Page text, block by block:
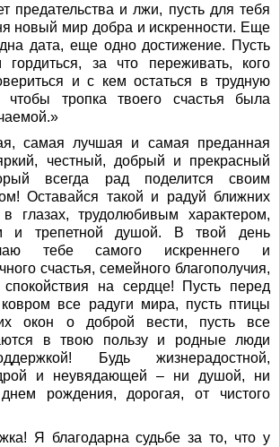
предательства и лжи, пусть для тебя
новый мир добра и искренности. Еще
дата, еще одно достижение. Пусть
гордиться, за что переживать, кого
и с кем остаться в трудную
тропка твоего счастья была
самая лучшая и самая преданная
честный, добрый и прекрасный
всегда рад поделится своим
Оставайся такой и радуй ближних
глазах, трудолюбивым характером,
и трепетной душой. В твой день
тебе самого искреннего и
счастья, семейного благополучия,
на сердце! Пусть перед
все радуги мира, пусть птицы
окон о доброй вести, пусть все
в твою пользу и родные люди
Будь жизнерадостной,
и неувядающей – ни душой, ни
рождения, дорогая, от чистого
Я благодарна судьбе за то, что у